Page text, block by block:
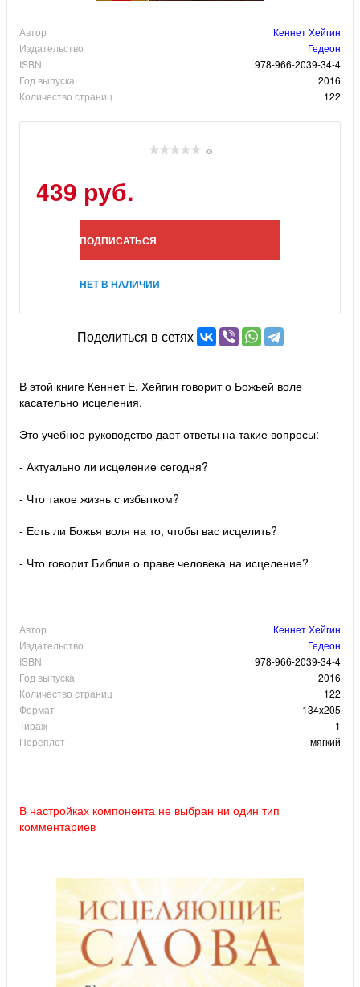
Автор
Кеннет Хейгин
Издательство
Гедеон
ISBN
978-966-2039-34-4
Год выпуска
2016
Количество страниц
122
(0)
439 руб.
ПОДПИСАТЬСЯ
НЕТ В НАЛИЧИИ
Поделиться в сетях
В этой книге Кеннет Е. Хейгин говорит о Божьей воле
касательно исцеления.
Это учебное руководство дает ответы на такие вопросы:
- Актуально ли исцеление сегодня?
- Что такое жизнь с избытком?
- Есть ли Божья воля на то, чтобы вас исцелить?
- Что говорит Библия о праве человека на исцеление?
Автор
Кеннет Хейгин
Издательство
Гедеон
ISBN
978-966-2039-34-4
Год выпуска
2016
Количество страниц
122
Формат
134х205
Тираж
1
Переплет
мягкий
В настройках компонента не выбран ни один тип
комментариев